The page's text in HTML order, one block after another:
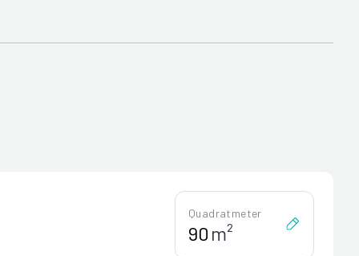
Quadratmeter
m²